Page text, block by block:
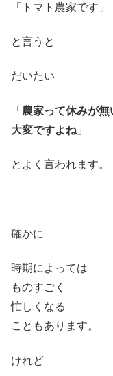
「トマト農家です」
と言うと
だいたい
「 農家って休みが無
大変ですよね 」
とよく言われます。
確かに
時期によっては
ものすごく
忙しくなる
こともあります。
けれど